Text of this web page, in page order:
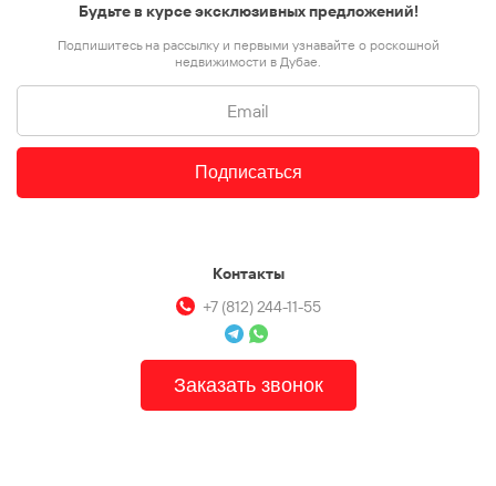
Контакты
+7 (812) 244-11-55
Заказать звонок
Будьте в курсе эксклюзивных предложений!
Подпишитесь на рассылку и первыми узнавайте о роскошной
недвижимости в Дубае.
Подписаться